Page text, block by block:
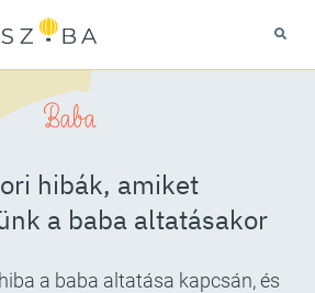
Baba
hibák, amiket
a baba altatásakor
a baba altatása kapcsán, és